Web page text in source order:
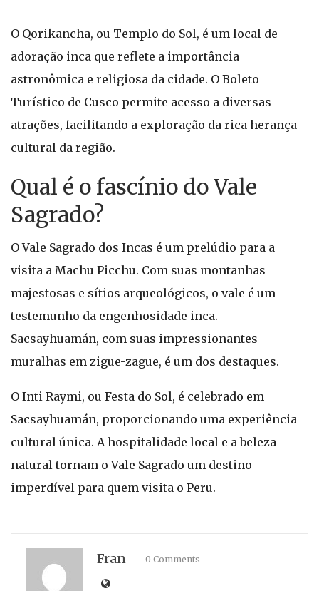
O Qorikancha, ou Templo do Sol, é um local de
adoração inca que reflete a importância
astronômica e religiosa da cidade. O Boleto
Turístico de Cusco permite acesso a diversas
atrações, facilitando a exploração da rica herança
cultural da região.
Qual é o fascínio do Vale
Sagrado?
O Vale Sagrado dos Incas é um prelúdio para a
visita a Machu Picchu. Com suas montanhas
majestosas e sítios arqueológicos, o vale é um
testemunho da engenhosidade inca.
Sacsayhuamán, com suas impressionantes
muralhas em zigue-zague, é um dos destaques.
O Inti Raymi, ou Festa do Sol, é celebrado em
Sacsayhuamán, proporcionando uma experiência
cultural única. A hospitalidade local e a beleza
natural tornam o Vale Sagrado um destino
imperdível para quem visita o Peru.
Fran 0 Comments